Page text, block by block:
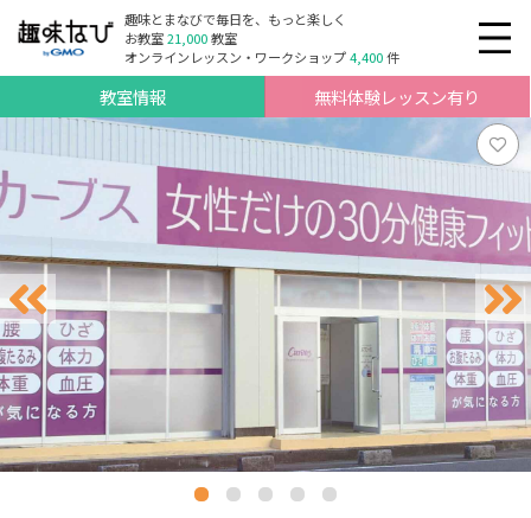
趣味とまなびで毎日を、もっと楽しく
お教室21,000教室
オンラインレッスン・ワークショップ4,400件
教室情報 無料体験レッスン有り